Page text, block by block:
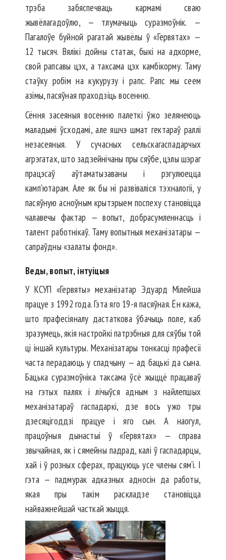
трэба забяспечваць кармамі сваю
жывёлагадоўлю, — тлумачыць суразмоўнік. —
Пагалоўе буйной рагатай жывёлы ў «Гервятах» —
12 тысяч. Вялікі дойны статак, быкі на адкорме,
свой рапсавы цэх, а таксама цэх камбікорму. Таму
стаўку робім на кукурузу і рапс. Рапс мы сеем
азімы, пасяўная праходзіць восенню.
Сёння засеяныя восенню палеткі ўжо зелянеюць
маладымі ўсходамі, але яшчэ шмат гектараў раллі
незасеяныя. У сучасных сельскагаспадарчых
агрэгатах, што задзейнічаны пры сяўбе, цэлы шэраг
працэсаў аўтаматызаваны і рэгулюецца
камп'ютарам. Але як бы ні развіваліся тэхналогіі, у
пасяўную асноўным крытэрыем поспеху становіцца
чалавечы фактар — вопыт, добрасумленнасць і
талент работнікаў. Таму вопытныя механізатары —
сапраўдны «залаты фонд».
Веды, вопыт, інтуіцыя
У КСУП «Гервяты» механізатар Эдуард Мілейша
працуе з 1992 года. Гэта яго 19-я пасяўная. Ён кажа,
што прафесіяналу дастаткова ўбачыць поле, каб
зразумець, якія настройкі патрэбныя для сяўбы той
ці іншай культуры. Механізатары тонкасці прафесіі
часта перадаюць у спадчыну — ад бацькі да сына.
Бацька суразмоўніка таксама ўсё жыццё працаваў
на гэтых палях і лічыўся адным з найлепшых
механізатараў гаспадаркі, дзе вось ужо тры
дзесяцігоддзі працуе і яго сын. А наогул,
працоўныя дынастыі ў «Гервятах» — справа
звычайная, як і сямейны падрад, калі ў гаспадарцы,
хай і ў розных сферах, працуюць усе члены сям'і. І
гэта — падмурак адказных адносін да работы,
якая пры такім раскладзе становіцца
найважнейшай часткай жыцця.